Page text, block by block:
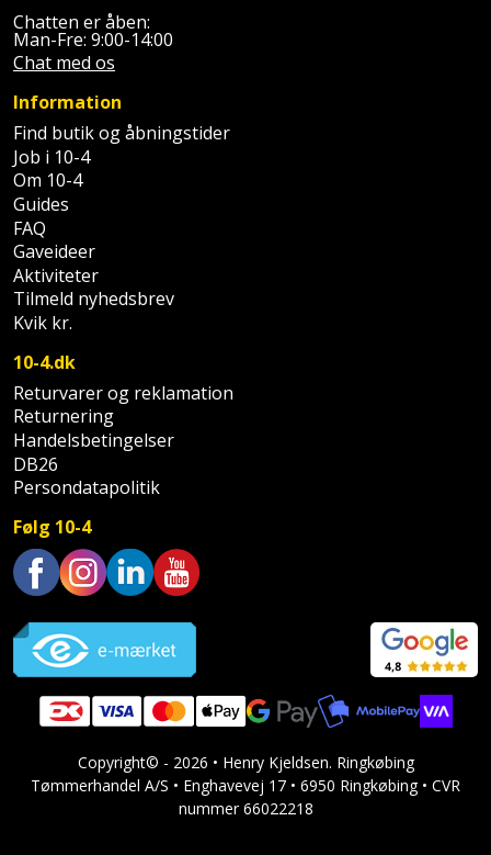
Chatten er åben:
Man-Fre: 9:00-14:00
Chat med os
Information
Find butik og åbningstider
Job i 10-4
Om 10-4
Guides
FAQ
Gaveideer
Aktiviteter
Tilmeld nyhedsbrev
Kvik kr.
10-4.dk
Returvarer og reklamation
Returnering
Handelsbetingelser
DB26
Persondatapolitik
Følg 10-4
Copyright© - 2026 • Henry Kjeldsen. Ringkøbing
Tømmerhandel A/S • Enghavevej 17 • 6950 Ringkøbing • CVR
nummer 66022218